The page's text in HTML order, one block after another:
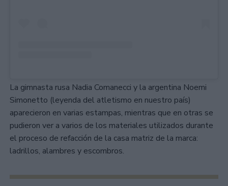
La gimnasta rusa Nadia Comanecci y la argentina Noemi
Simonetto (leyenda del atletismo en nuestro país)
aparecieron en varias estampas, mientras que en otras se
pudieron ver a varios de los materiales utilizados durante
el proceso de refacción de la casa matriz de la marca:
ladrillos, alambres y escombros.